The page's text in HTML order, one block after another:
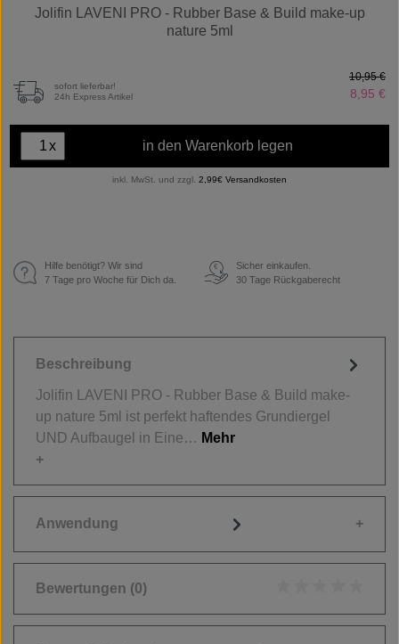
Jolifin LAVENI PRO - Rubber Base & Build make-up
nature 5ml
sofort lieferbar!
24h Express Artikel
8,95 €
10,95 €
x in den Warenkorb legen
inkl. MwSt. und zzgl. 2,99€ Versandkosten
Hilfe benötigt? Wir sind
7 Tage pro Woche für Dich da.
€
Sicher einkaufen.
30 Tage Rückgaberecht
Beschreibung
Jolifin LAVENI PRO - Rubber Base & Build make-
up nature 5ml ist perfekt haftendes Grundiergel
UND Aufbaugel in Eine… Mehr
Anwendung
Bewertungen (0)